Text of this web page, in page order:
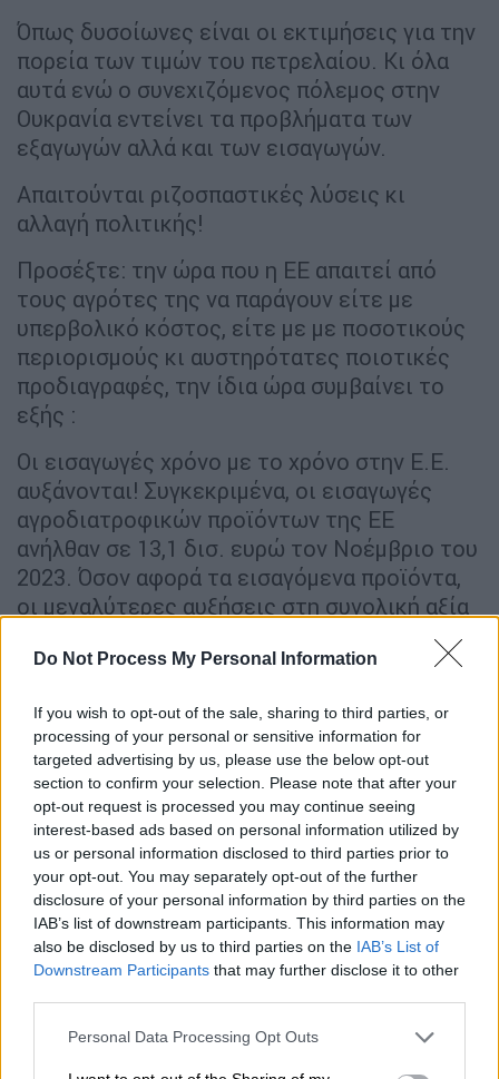
Do Not Process My Personal Information
If you wish to opt-out of the sale, sharing to third parties, or
processing of your personal or sensitive information for
targeted advertising by us, please use the below opt-out
section to confirm your selection. Please note that after your
opt-out request is processed you may continue seeing
interest-based ads based on personal information utilized by
us or personal information disclosed to third parties prior to
your opt-out. You may separately opt-out of the further
disclosure of your personal information by third parties on the
IAB’s list of downstream participants. This information may
also be disclosed by us to third parties on the IAB’s List of
Downstream Participants that may further disclose it to other
Please note that this website/app uses one or more Google
Personal Data Processing Opt Outs
Όπως δυσοίωνες είναι οι εκτιμήσεις για την
πορεία των τιμών του πετρελαίου. Κι όλα
αυτά ενώ ο συνεχιζόμενος πόλεμος στην
Ουκρανία εντείνει τα προβλήματα των
εξαγωγών αλλά και των εισαγωγών.
Απαιτούνται ριζοσπαστικές λύσεις κι
αλλαγή πολιτικής!
Προσέξτε: την ώρα που η ΕΕ απαιτεί από
τους αγρότες της να παράγουν είτε με
υπερβολικό κόστος, είτε με με ποσοτικούς
περιορισμούς κι αυστηρότατες ποιοτικές
προδιαγραφές, την ίδια ώρα συμβαίνει το
εξής :
Οι εισαγωγές χρόνο με το χρόνο στην Ε.Ε.
αυξάνονται! Συγκεκριμένα, οι εισαγωγές
αγροδιατροφικών προϊόντων της ΕΕ
ανήλθαν σε 13,1 δισ. ευρώ τον Νοέμβριο του
2023. Όσον αφορά τα εισαγόμενα προϊόντα,
οι μεγαλύτερες αυξήσεις στη συνολική αξία
προϊόντα, ζάχαρη, λαχανικά, ελιές και
Και προσέξτε κι αυτό: Οι εισαγωγές από την
Τουρκία και την Αίγυπτο είχαν τη
μεγαλύτερη αύξηση σε δημητριακά, φρούτα,
ξηρούς καρπούς, λαχανικά, ελιές και
ελαιόλαδο. Οι δε ποιοτικές προδιαγραφές
σε Τουρκία κι Αίγυπτο δεν σχετίζονται με
αυτές της ΕΕ και της ΚΑΠ…
Παραλογισμός; Ιδεοληπτικές εμμονές;
κάτι πάει λάθος…